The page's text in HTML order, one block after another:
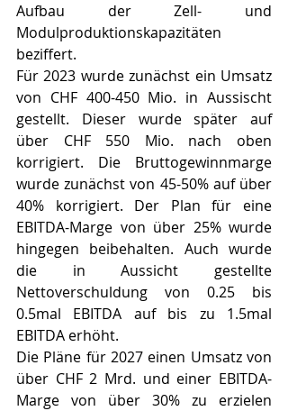
Aufbau der Zell- und
Modulproduktionskapazitäten
beziffert.
Für 2023 wurde zunächst ein Umsatz
von CHF 400-450 Mio. in Aussischt
gestellt. Dieser wurde später auf
über CHF 550 Mio. nach oben
korrigiert. Die Bruttogewinnmarge
wurde zunächst von 45-50% auf über
40% korrigiert. Der Plan für eine
EBITDA-Marge von über 25% wurde
hingegen beibehalten. Auch wurde
die in Aussicht gestellte
Nettoverschuldung von 0.25 bis
0.5mal EBITDA auf bis zu 1.5mal
EBITDA erhöht.
Die Pläne für 2027 einen Umsatz von
über CHF 2 Mrd. und einer EBITDA-
Marge von über 30% zu erzielen